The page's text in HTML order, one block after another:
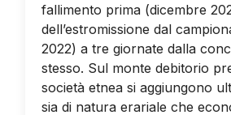
fallimento prima (dicembre
dell’estromissione dal
2022) a tre giornate dalla
stesso. Sul monte debitorio
società etnea si aggiungono
sia di natura erariale che